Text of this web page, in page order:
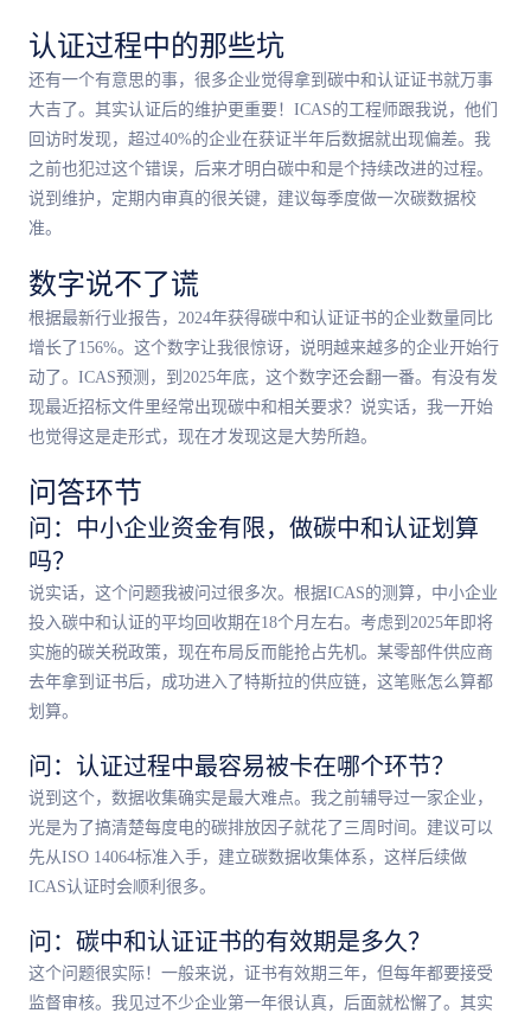
认证过程中的那些坑
还有一个有意思的事，很多企业觉得拿到碳中和认证证书就万事
大吉了。其实认证后的维护更重要！ICAS的工程师跟我说，他们
回访时发现，超过40%的企业在获证半年后数据就出现偏差。我
之前也犯过这个错误，后来才明白碳中和是个持续改进的过程。
说到维护，定期内审真的很关键，建议每季度做一次碳数据校
准。
数字说不了谎
根据最新行业报告，2024年获得碳中和认证证书的企业数量同比
增长了156%。这个数字让我很惊讶，说明越来越多的企业开始行
动了。ICAS预测，到2025年底，这个数字还会翻一番。有没有发
现最近招标文件里经常出现碳中和相关要求？说实话，我一开始
也觉得这是走形式，现在才发现这是大势所趋。
问答环节
问：中小企业资金有限，做碳中和认证划算
吗？
说实话，这个问题我被问过很多次。根据ICAS的测算，中小企业
投入碳中和认证的平均回收期在18个月左右。考虑到2025年即将
实施的碳关税政策，现在布局反而能抢占先机。某零部件供应商
去年拿到证书后，成功进入了特斯拉的供应链，这笔账怎么算都
划算。
问：认证过程中最容易被卡在哪个环节？
说到这个，数据收集确实是最大难点。我之前辅导过一家企业，
光是为了搞清楚每度电的碳排放因子就花了三周时间。建议可以
先从ISO 14064标准入手，建立碳数据收集体系，这样后续做
ICAS认证时会顺利很多。
问：碳中和认证证书的有效期是多久？
这个问题很实际！一般来说，证书有效期三年，但每年都要接受
监督审核。我见过不少企业第一年很认真，后面就松懈了。其实